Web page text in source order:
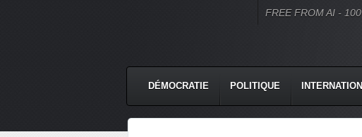
FREE FROM AI -
DÉMOCRATIE POLITIQUE